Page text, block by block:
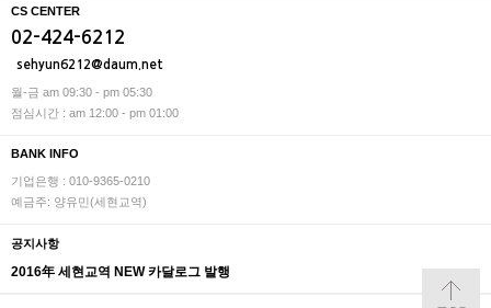
CS CENTER
02-424-6212
sehyun6212@daum.net
월-금 am 09:30 - pm 05:30
점심시간 : am 12:00 - pm 01:00
BANK INFO
기업은행 : 010-9365-0210
예금주: 양유민(세현교역)
공지사항
2016年 세현교역 NEW 카달로그 발행